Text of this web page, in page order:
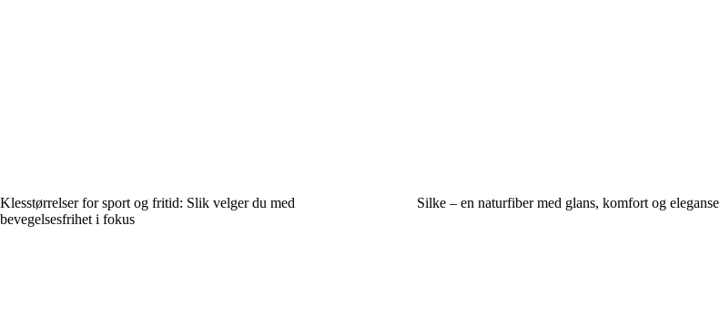
Klesstørrelser for sport og fritid: Slik velger du med
bevegelsesfrihet i fokus
Silke – en naturfiber med glans, komfort og eleganse